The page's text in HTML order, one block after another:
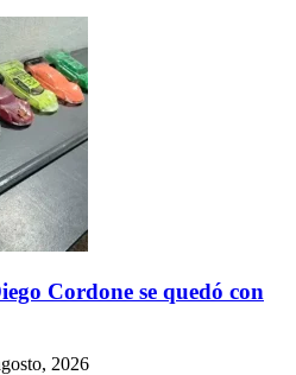
Cordone se quedó con
2026